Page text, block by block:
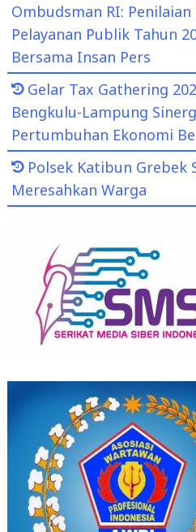
Ombudsman RI:
Pelayanan Publik Tahun
Bersama Insan Pers
Gelar Tax Gathering
Bengkulu-Lampung
Pertumbuhan Ekonomi
Polsek Katibun Grebek
Meresahkan Warga